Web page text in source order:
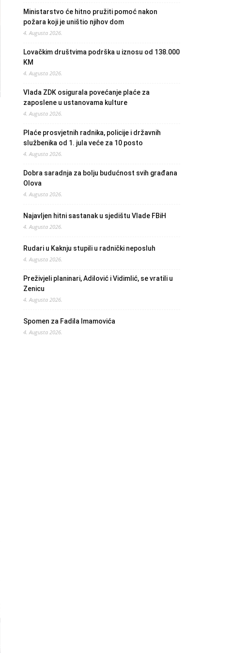
Ministarstvo će hitno pružiti pomoć nakon
požara koji je uništio njihov dom
4. Augusta 2026.
Lovačkim društvima podrška u iznosu od 138.000
KM
4. Augusta 2026.
Vlada ZDK osigurala povećanje plaće za
zaposlene u ustanovama kulture
4. Augusta 2026.
Plaće prosvjetnih radnika, policije i državnih
službenika od 1. jula veće za 10 posto
4. Augusta 2026.
Dobra saradnja za bolju budućnost svih građana
Olova
4. Augusta 2026.
Najavljen hitni sastanak u sjedištu Vlade FBiH
4. Augusta 2026.
Rudari u Kaknju stupili u radnički neposluh
4. Augusta 2026.
Preživjeli planinari, Adilović i Vidimlić, se vratili u
Zenicu
4. Augusta 2026.
Spomen za Fadila Imamovića
4. Augusta 2026.